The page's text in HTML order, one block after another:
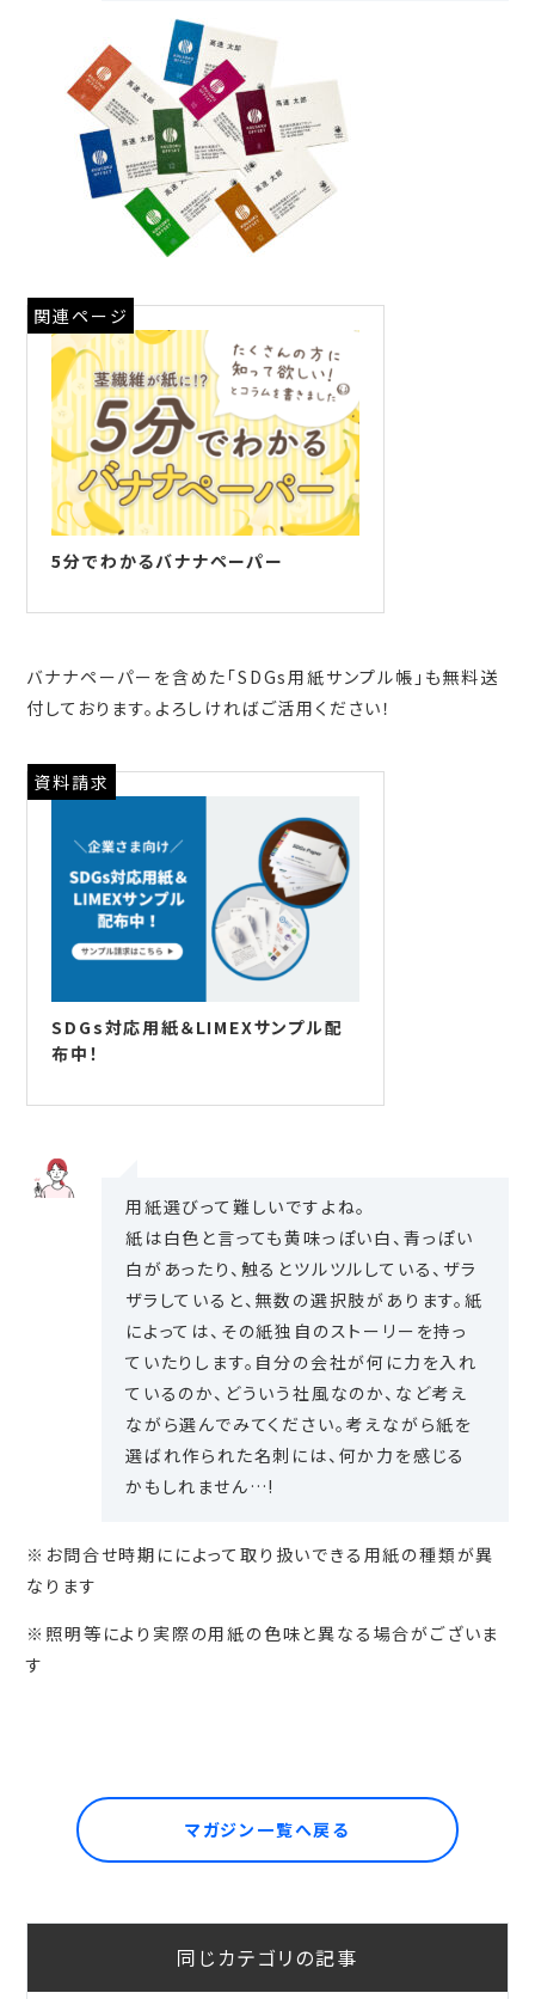
関連ページ
5分でわかるバナナペーパー
バナナペーパーを含めた「SDGs用紙サンプル帳」も無料送
付しております。よろしければご活用ください！
資料請求
SDGs対応用紙＆LIMEXサンプル配
布中！
用紙選びって難しいですよね。
紙は白色と言っても黄味っぽい白、青っぽい
白があったり、触るとツルツルしている、ザラ
ザラしていると、無数の選択肢があります。紙
によっては、その紙独自のストーリーを持っ
ていたりします。自分の会社が何に力を入れ
ているのか、どういう社風なのか、など考え
ながら選んでみてください。考えながら紙を
選ばれ作られた名刺には、何か力を感じる
かもしれません…!
※お問合せ時期にによって取り扱いできる用紙の種類が異
なります
※照明等により実際の用紙の色味と異なる場合がございま
す
同じカテゴリの記事
マガジン一覧へ戻る